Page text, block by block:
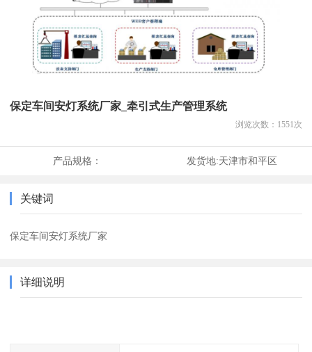
保定车间安灯系统厂家_牵引式生产管理系统
浏览次数： 1551次
产品规格： 发货地:天津市和平区
关键词
保定车间安灯系统厂家
详细说明